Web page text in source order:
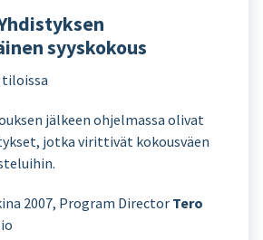
syyskokous
tiloissa
jälkeen ohjelmassa olivat
jotka virittivät kokousväen
2007, Program Director Tero